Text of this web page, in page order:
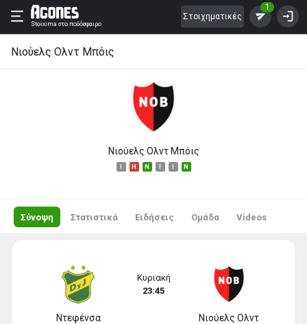
Stoixima στο ποδόσφαιρο
Στοιχηματικές
1
Νιούελς Ολντ Μπόις
Νιούελς Ολντ Μπόις
H N N
Σύνοψη Στατιστικά Ειδήσεις Ομάδα Videos
Ντεφένσα
Κυριακή
23:45
Νιούελς Ολντ